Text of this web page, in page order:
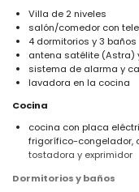
Villa de 2 niveles
salón/comedor con
4 dormitorios y 3 baños
antena satélite (Astra)
sistema de alarma y
lavadora en la cocina
Cocina
cocina con placa
frigorífico-congelador,
tostadora y exprimidor
Dormitorios y baños